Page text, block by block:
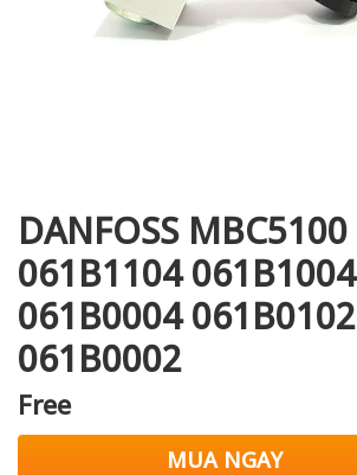
DANFOSS MBC5100
061B1104 061B1004
061B0004 061B0102
061B0002
Free
MUA NGAY